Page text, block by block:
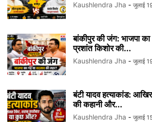
Kaushlendra Jha - जुलाई
बांकीपुर की जंग: भाजपा का
प्रशांत किशोर की...
Kaushlendra Jha - जुलाई
बंटी यादव हत्याकांड:
की कहानी और...
Kaushlendra Jha - जुलाई